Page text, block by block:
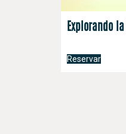
Explorando
Reservar